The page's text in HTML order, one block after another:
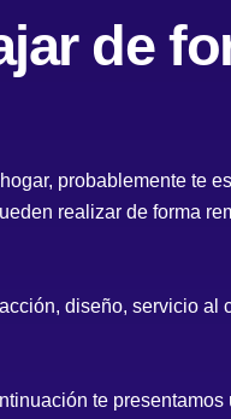
de
probablemente te
realizar de forma
diseño, servicio al
te presentamos